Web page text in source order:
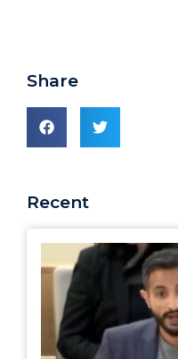
Share
Recent